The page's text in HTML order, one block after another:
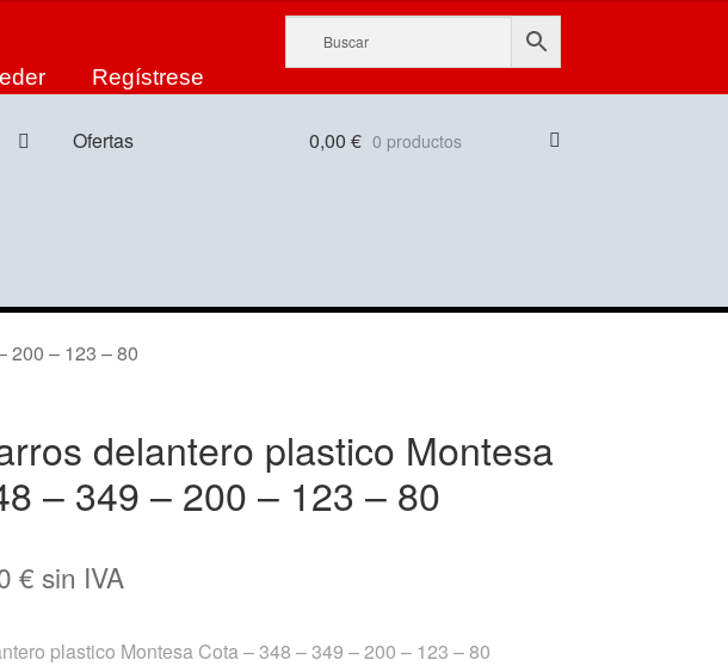
Regístrese
Ofertas 0,00 € 0 productos
– 123 – 80
delantero plastico Montesa
– 349 – 200 – 123 – 80
€ sin IVA
plastico Montesa Cota – 348 – 349 – 200 – 123 – 80